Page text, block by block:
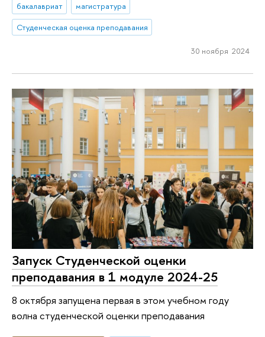
бакалавриат
магистратура
Студенческая оценка преподавания
30 ноября 2024
Запуск Студенческой оценки
преподавания в 1 модуле 2024-25
8 октября запущена первая в этом учебном году
волна студенческой оценки преподавания